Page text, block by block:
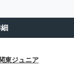
東ジュニア